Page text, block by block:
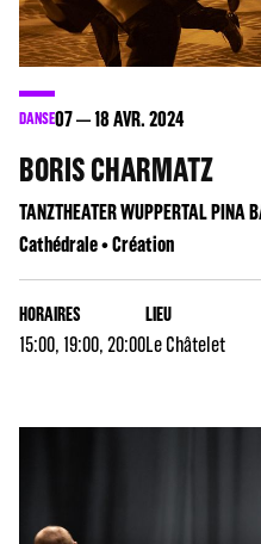
DANSE07 18AVR. 2024
BORIS CHARMATZ
TANZTHEATER WUPPERTAL PINA
Cathédrale • Création
HORAIRES
15:00, 19:00, 20:00
LIEU
Le Châtelet